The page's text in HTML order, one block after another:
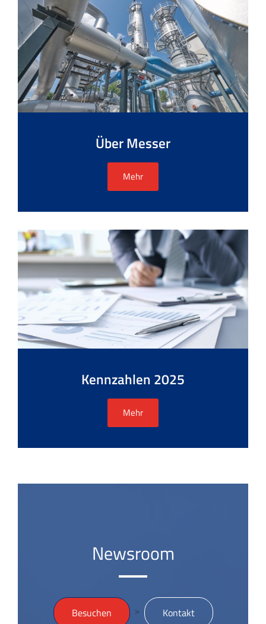
Über Messer
Mehr
Kennzahlen 2025
Mehr
Newsroom
Besuchen > Kontakt